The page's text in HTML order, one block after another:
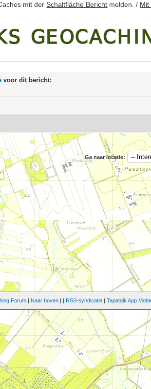
mit derSchaltfläche Bericht melden. / Mit
voor dit bericht:
Ga naar locatie:
Forum | Naar boven | | RSS-syndicatie |Tapatalk App